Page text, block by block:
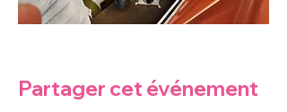
Partager cet événement